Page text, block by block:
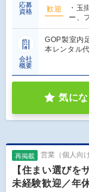
応募
資格
歓迎
・玉
ー、
会社
概要
GOP製室内
本レンタル
気に
再掲載 営業（個人向け
【住まい選びを
未経験歓迎／年